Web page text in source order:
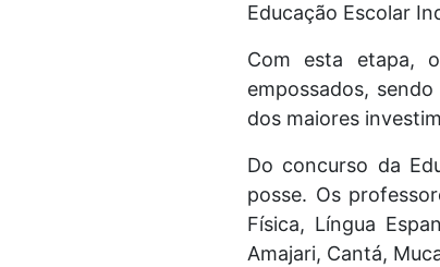
Educação Escolar
Com esta etapa,
empossados,
dos maiores
Do concurso da
posse. Os
Física, Língua
Amajari, Cantá,